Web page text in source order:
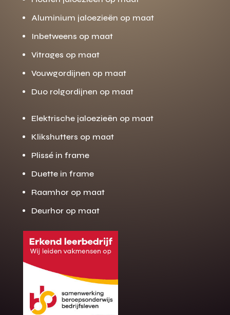
Gratis offerte
op maat?
Binnen 24 uur jouw gratis offerte
Aluminium jaloezieën op maat
Inbetweens op maat
Vitrages op maat
Vouwgordijnen op maat
Duo rolgordijnen op maat
Elektrische jaloezieën op maat
Klikshutters op maat
Plissé in frame
Duette in frame
Raamhor op maat
Deurhor op maat